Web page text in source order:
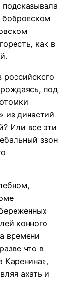
как в
российского
под
из династий
Или все эти
звон
конного
времени
что в
Каренина»,
ахать и